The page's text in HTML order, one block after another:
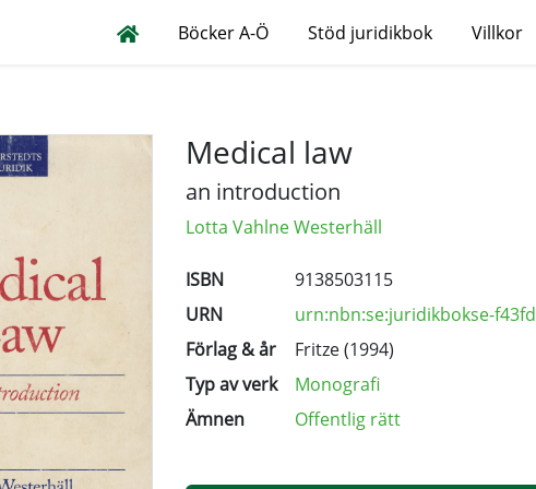
Böcker A-Ö Stöd juridikbok Villkor
Medical law
an introduction
Lotta Vahlne Westerhäll
ISBN
9138503115
URN
urn:nbn:se:juridikbokse-f43fd
Förlag & år
Fritze (1994)
Typ av verk
Monografi
Ämnen
Offentlig rätt